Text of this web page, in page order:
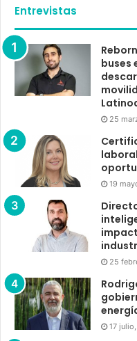
Entrevistas
buses
25
19
25
17